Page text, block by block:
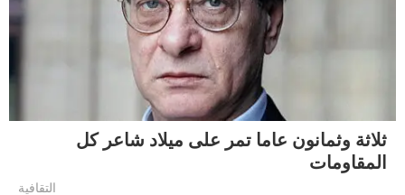
ثلاثة وثمانون عاما تمر على ميلاد شاعر كل
المقاومات
التقافية